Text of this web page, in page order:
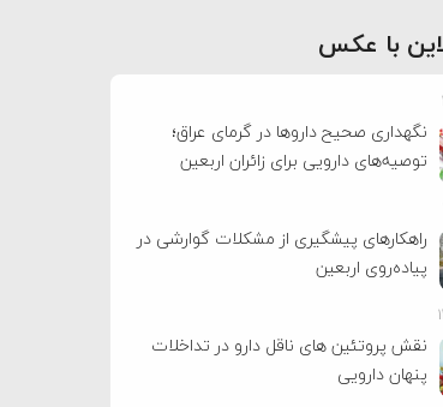
با عکس
نگهداری صحیح داروها در گرمای عراق؛
توصیه‌های دارویی برای زائران اربعین
راهکارهای پیشگیری از مشکلات گوارشی در
پیاده‌روی اربعین
نقش پروتئین های ناقل دارو در تداخلات
پنهان دارویی